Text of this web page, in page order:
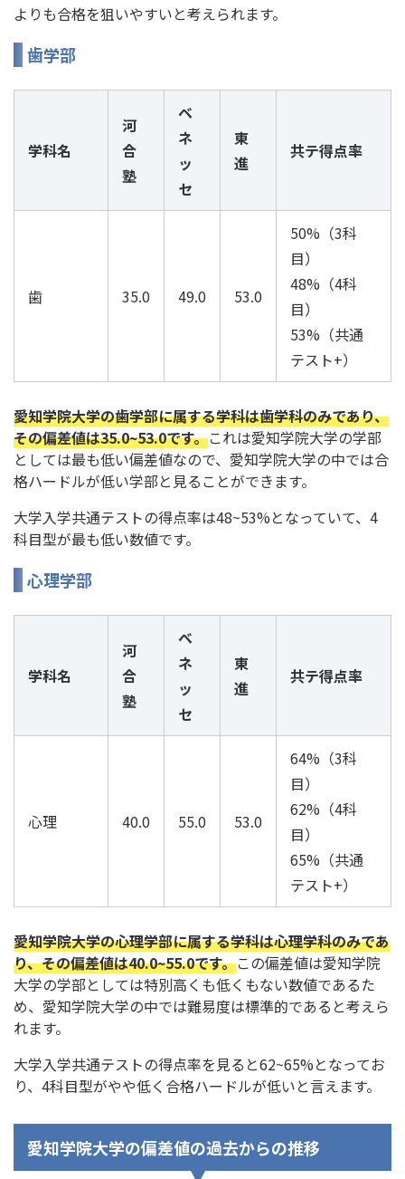
よりも合格を狙いやすいと考えられます。
歯学部
学科名
河
合
塾
ベ
ネ
ッ
セ
東
進
共テ得点率
歯 35.0 49.0 53.0
50%（3科
目）
48%（4科
目）
53%（共通
テスト+）
愛知学院大学の歯学部に属する学科は歯学科のみであり、
その偏差値は35.0~53.0です。これは愛知学院大学の学部
としては最も低い偏差値なので、愛知学院大学の中では合
格ハードルが低い学部と見ることができます。
大学入学共通テストの得点率は48~53%となっていて、4
科目型が最も低い数値です。
心理学部
学科名
河
合
塾
ベ
ネ
ッ
セ
東
進
共テ得点率
心理 40.0 55.0 53.0
64%（3科
目）
62%（4科
目）
65%（共通
テスト+）
愛知学院大学の心理学部に属する学科は心理学科のみであ
り、その偏差値は40.0~55.0です。この偏差値は愛知学院
大学の学部としては特別高くも低くもない数値であるた
め、愛知学院大学の中では難易度は標準的であると考えら
れます。
大学入学共通テストの得点率を見ると62~65%となってお
り、4科目型がやや低く合格ハードルが低いと言えます。
愛知学院大学の偏差値の過去からの推移